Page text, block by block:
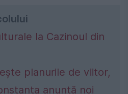
la Cazinoul din
planurile de viitor,
anunță noi